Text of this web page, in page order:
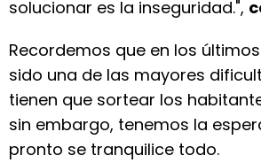
solucionar es la inseguridad.",
Recordemos que en los
sido una de las mayores
tienen que sortear los
sin embargo, tenemos la
pronto se tranquilice todo.